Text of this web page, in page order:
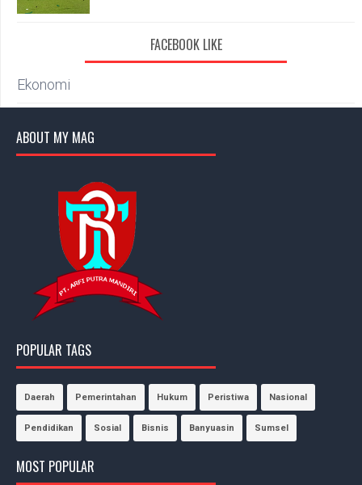
FACEBOOK LIKE
Ekonomi
ABOUT MY MAG
POPULAR TAGS
Daerah Pemerintahan Hukum Peristiwa Nasional
Pendidikan Sosial Bisnis Banyuasin Sumsel
MOST POPULAR